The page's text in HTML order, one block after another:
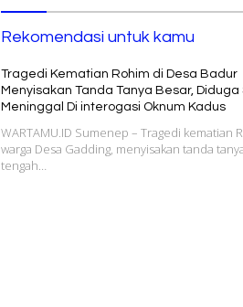
Rekomendasi untuk kamu
Tragedi Kematian Rohim di Desa Badur
Menyisakan Tanda Tanya Besar, Diduga
Meninggal Di interogasi Oknum Kadus
WARTAMU.ID Sumenep – Tragedi kematian
warga Desa Gadding, menyisakan tanda
tengah…